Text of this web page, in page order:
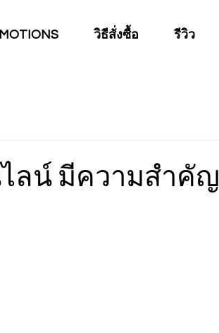
วิธีสั่งซื้อ รีวิว
ลน์ มีความสำคัญ